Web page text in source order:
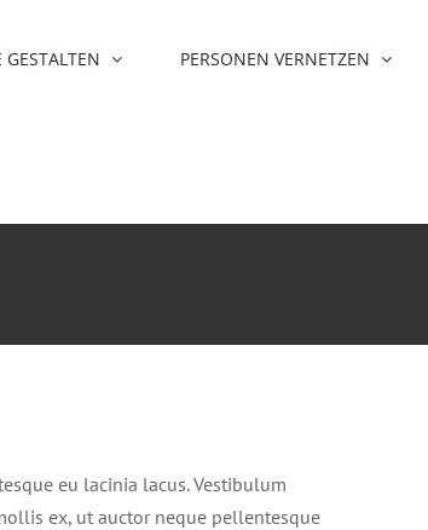
GESTALTEN PERSONEN VERNETZEN
eu lacinia lacus. Vestibulum
ex, ut auctor neque pellentesque